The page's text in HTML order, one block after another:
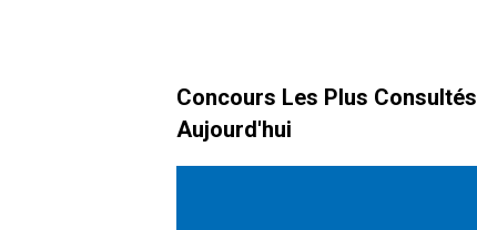
Concours Les Plus Consultés
Aujourd'hui